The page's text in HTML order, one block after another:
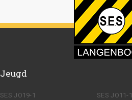
Jeugd
SES JO19-1 SES JO11-1